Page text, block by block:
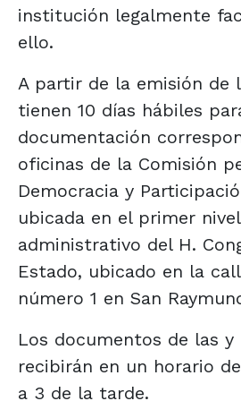
institución legalmente
ello.
A partir de la emisión de
tienen 10 días hábiles
documentación
oficinas de la Comisión
Democracia y
ubicada en el primer
administrativo del H.
Estado, ubicado en la
número 1 en San
Los documentos de las
recibirán en un horario
a 3 de la tarde.